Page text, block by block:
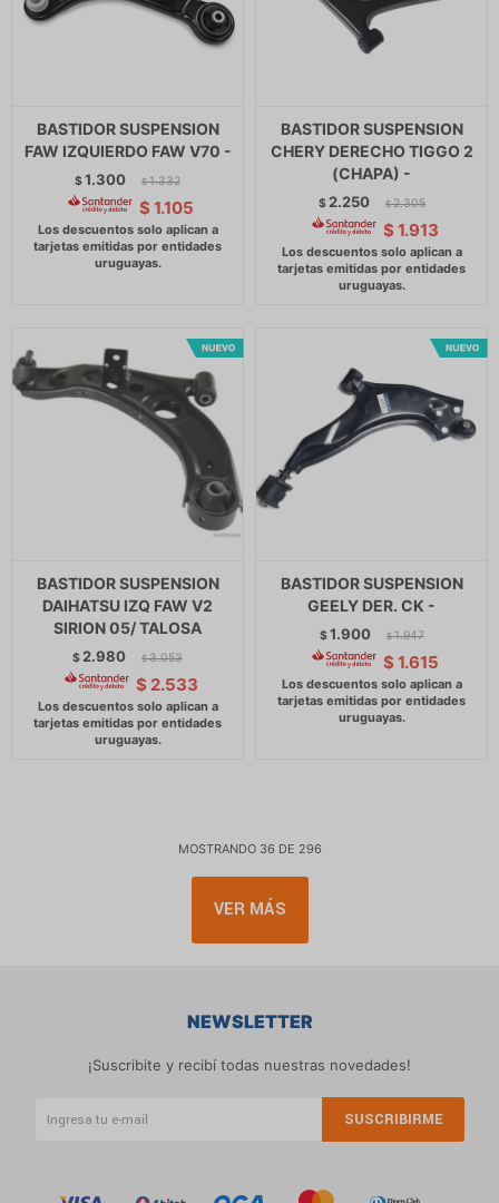
BASTIDOR SUSPENSION
FAW IZQUIERDO FAW V70 -
$1.300 $ 1.332
$ 1.105
BASTIDOR SUSPENSION
CHERY DERECHO TIGGO 2
(CHAPA) -
$ 2.250 $ 2.305
$ 1.913
BASTIDOR SUSPENSION
DAIHATSU IZQ FAW V2
SIRION 05/ TALOSA
$ 2.980 $ 3.053
$ 2.533
BASTIDOR SUSPENSION
GEELY DER. CK -
$1.900 $ 1.947
$ 1.615
MOSTRANDO 36 DE 296
VER MÁS
NEWSLETTER
¡Suscribite y recibí todas nuestras novedades!
SUSCRIBIRME